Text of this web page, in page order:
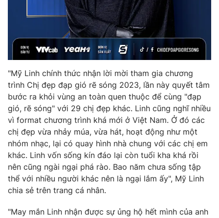
Shorts video
VTV Money VTV Thể thao
Thị trường 24h Tấm lòng Việt
VTV4 Vươn mình bằng AI
VTV9 VTV8
Liên hệ tòa soạn English
"Mỹ Linh chính thức nhận lời mời tham gia chương
trình Chị đẹp đạp gió rẽ sóng 2023, lần này quyết tâm
bước ra khỏi vùng an toàn quen thuộc để cùng "đạp
gió, rẽ sóng" với 29 chị đẹp khác. Linh cũng nghĩ nhiều
vì format chương trình khá mới ở Việt Nam. Ở đó các
chị đẹp vừa nhảy múa, vừa hát, hoạt động như một
nhóm nhạc, lại có quay hình nhà chung với các chị em
khác. Linh vốn sống kín đáo lại còn tuổi kha khá rồi
nên cũng ngài ngại phá rào. Bao năm chưa sống tập
thể với nhiều người khác nên là ngại lắm ấy", Mỹ Linh
chia sẻ trên trang cá nhân.
"May mắn Linh nhận được sự ủng hộ hết mình của anh